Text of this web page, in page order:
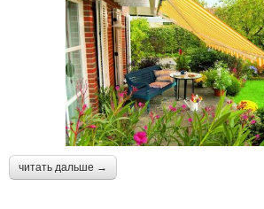
читать дальше →